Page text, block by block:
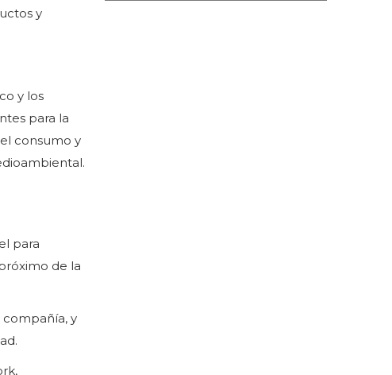
y
y los
para la
consumo y
para
de la
compañía, y